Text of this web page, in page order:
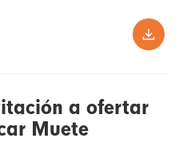
a ofertar
Muete